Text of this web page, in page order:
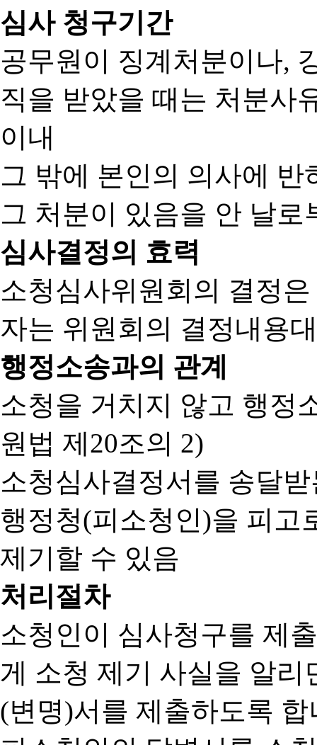
심사 청구기간
공무원이 징계처분이나,
직을 받았을 때는 처분사
이내
그 밖에 본인의 의사에
그 처분이 있음을 안 날로
심사결정의 효력
소청심사위원회의 결정
자는 위원회의 결정내용
행정소송과의 관계
소청을 거치지 않고 행정
원법 제20조의 2)
소청심사결정서를 송달
행정청(피소청인)을 피고
제기할 수 있음
처리절차
소청인이 심사청구를 제
게 소청 제기 사실을 알
(변명)서를 제출하도록 합